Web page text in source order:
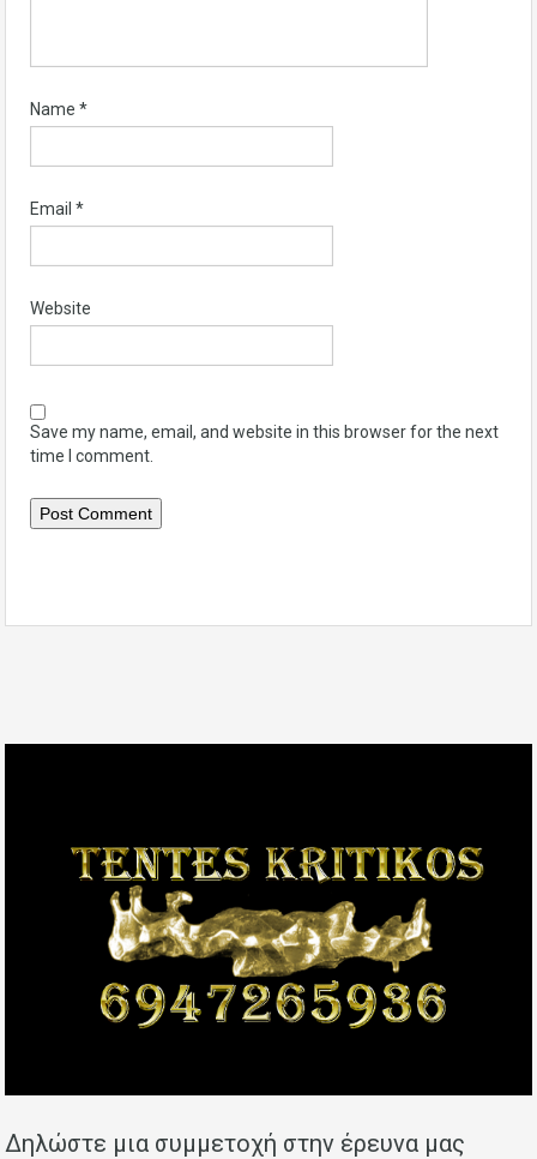
Name *
Email *
Website
Save my name, email, and website in this browser for the next
time I comment.
Δηλώστε μια συμμετοχή στην έρευνα μας